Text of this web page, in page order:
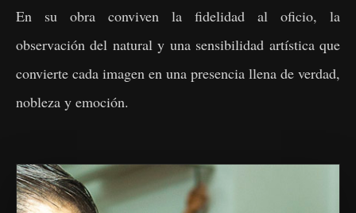
En su obra conviven la fidelidad al oficio, la
observación del natural y una sensibilidad artística que
convierte cada imagen en una presencia llena de verdad,
nobleza y emoción.